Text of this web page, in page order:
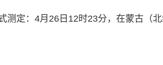
测定：4月26日12时23分，在蒙古（